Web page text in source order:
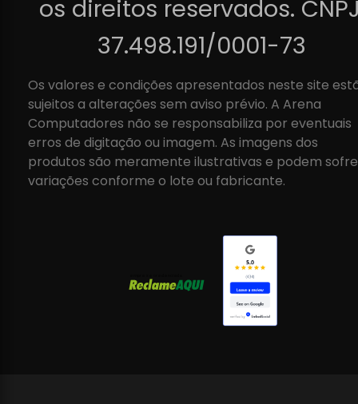
os direitos reservados.
37.498.191/0001-73
Os valores e condições apresentados neste site
sujeitos a alterações sem aviso prévio. A Arena
Computadores não se responsabiliza por eventuais
erros de digitação ou imagem. As imagens dos
produtos são meramente ilustrativas e podem
variações conforme o lote ou fabricante.